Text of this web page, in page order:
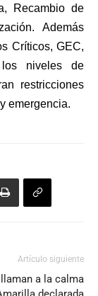
Recambio de
Además
Críticos, GEC,
niveles de
restricciones
emergencia.
Artículo siguiente
a la calma